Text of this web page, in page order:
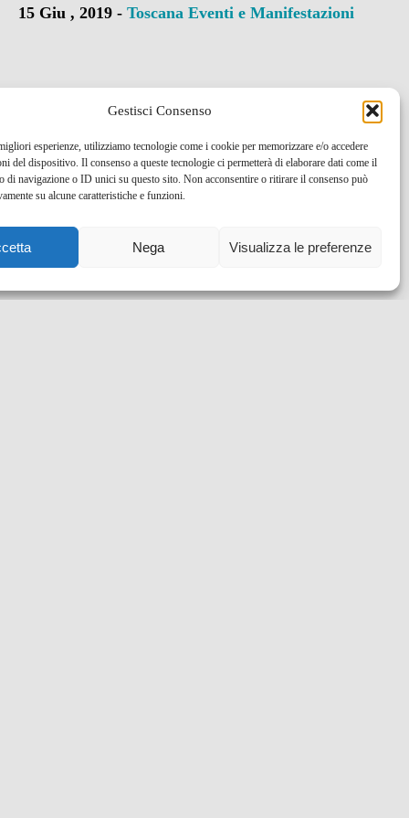
Gestisci Consenso
esperienze, utilizziamo tecnologie come i cookie per memorizzare e/o accedere
del dispositivo. Il consenso a queste tecnologie ci permetterà di elaborare dati come il
di navigazione o ID unici su questo sito. Non acconsentire o ritirare il consenso può
su alcune caratteristiche e funzioni.
Nega Visualizza le preferenze
15 Giu , 2019 - Toscana Eventi e Manifestazioni